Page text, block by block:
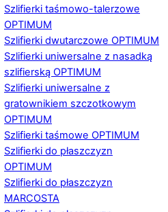
Szlifierki taśmowo-talerzowe
OPTIMUM
Szlifierki dwutarczowe OPTIMUM
Szlifierki uniwersalne z nasadką
szlifierską OPTIMUM
Szlifierki uniwersalne z
gratownikiem szczotkowym
OPTIMUM
Szlifierki taśmowe OPTIMUM
Szlifierki do płaszczyzn
OPTIMUM
Szlifierki do płaszczyzn
MARCOSTA